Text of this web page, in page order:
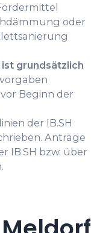
oder
grundsätzlich
Beginn der
der IB.SH
Anträge
IB.SH bzw. über